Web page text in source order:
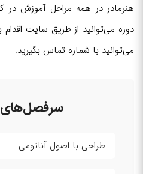
هنرمادر در همه مراحل آموزش در
دوره می‌توانید از طریق سایت
می‌توانید با شماره تماس بگیرید.
طراحی با اصول آناتومی